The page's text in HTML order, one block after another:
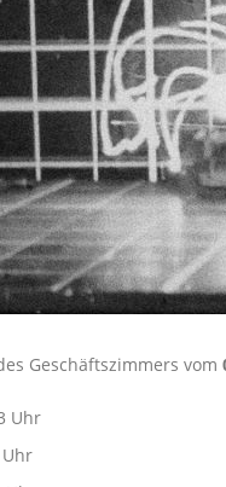
Geschäftszimmers vom
Uhr
Uhr